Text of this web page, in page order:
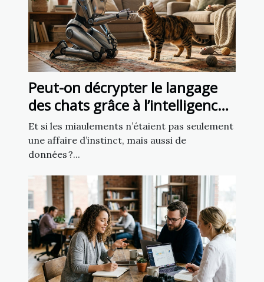
Peut-on décrypter le langage
des chats grâce à l’intelligence
artificielle ?
Et si les miaulements n’étaient pas seulement
une affaire d’instinct, mais aussi de
données ?...